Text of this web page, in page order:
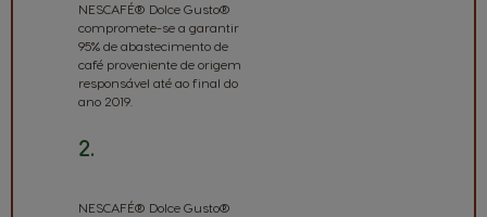
NESCAFÉ® Dolce Gusto®
compromete-se a garantir
95% de abastecimento de
café proveniente de origem
responsável até ao final do
ano 2019.
2.
NESCAFÉ® Dolce Gusto®